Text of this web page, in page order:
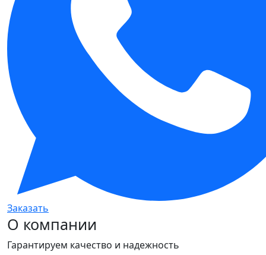
Заказать
О компании
Гарантируем качество и надежность